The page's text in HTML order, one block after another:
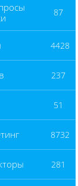
87
4428
237
51
8732
281